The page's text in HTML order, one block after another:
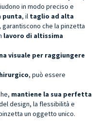
in modo preciso e
punta, il taglio ad alta
, garantiscono che la pinzetta
lavoro di altissima
visuale per raggiungere
, può essere
mantiene la sua perfetta
design, la flessibilità e
un oggetto unico.